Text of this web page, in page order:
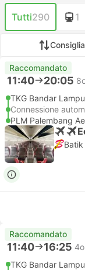
Tutti290 1
Raccomandato
11:40 20:05
TKG Bandar
Connessione
PLM Palembang
Batik
Raccomandato
11:40 16:25
TKG Bandar